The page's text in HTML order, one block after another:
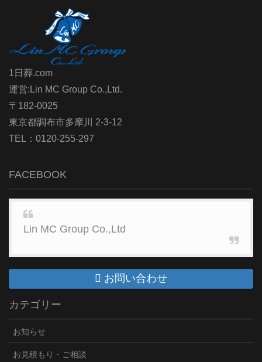
1日葬.com
運営:Lin MC Group Co.,Ltd.
〒182-0025
東京都調布市多摩川 2-3-12
TEL：0120-255-297
FACEBOOK
Lin MC Group Co.,Ltd
お問い合わせ
カテゴリー
お知らせ
お見積もり・ご相談